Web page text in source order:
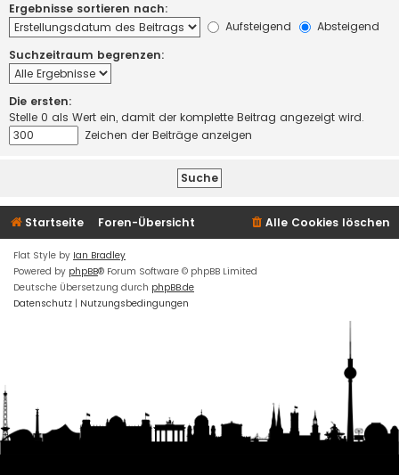
Ergebnisse sortieren nach:
Aufsteigend
Absteigend
Suchzeitraum begrenzen:
Die ersten:
Stelle 0 als Wert ein, damit der komplette Beitrag angezeigt wird.
Zeichen der Beiträge anzeigen
Startseite Foren-Übersicht Alle Cookies löschen
Flat Style by Ian Bradley
Powered by phpBB® Forum Software © phpBB Limited
Deutsche Übersetzung durch phpBB.de
Datenschutz | Nutzungsbedingungen